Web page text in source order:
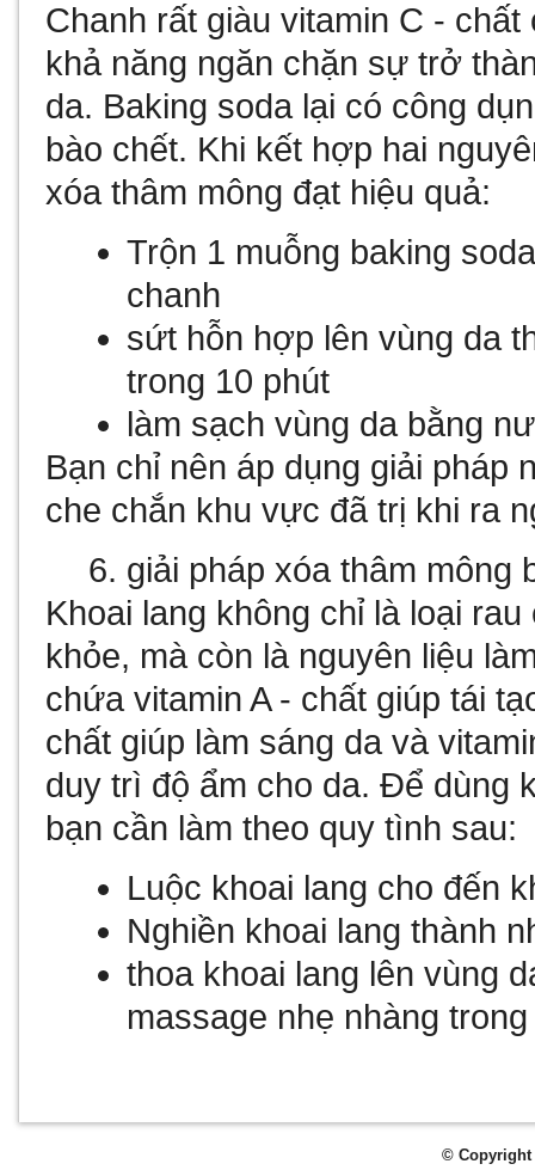
Chanh rất giàu vitamin C -
khả năng ngăn chặn sự trở
da. Baking soda lại có công
bào chết. Khi kết hợp hai
xóa thâm mông đạt hiệu quả:
Trộn 1 muỗng baking
chanh
sứt hỗn hợp lên vùng da
trong 10 phút
làm sạch vùng da bằng
Bạn chỉ nên áp dụng giải pháp
che chắn khu vực đã trị khi ra
giải pháp xóa thâm mông
Khoai lang không chỉ là loại
khỏe, mà còn là nguyên liệu
chứa vitamin A - chất giúp tái
chất giúp làm sáng da và
duy trì độ ẩm cho da. Để dùng
bạn cần làm theo quy tình sau:
Luộc khoai lang cho đến
Nghiền khoai lang thành
thoa khoai lang lên vùng
massage nhẹ nhàng
© Copyright